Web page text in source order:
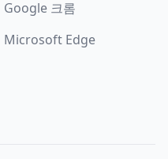
Google 크롬
Microsoft Edge